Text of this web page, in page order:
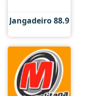
Jangadeiro 88.9